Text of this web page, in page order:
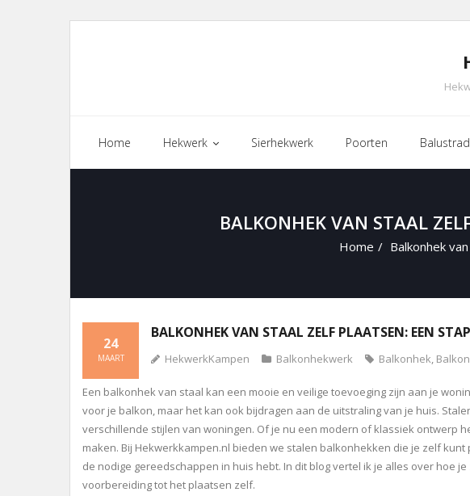
Home Hekwerk Sierhekwerk Poorten
BALKONHEK VAN STAAL
Home / Balkonhek
BALKONHEK VAN STAAL ZELF PLAATSEN: EEN
24
MAART HekwerkKampen Balkonhekwerk Balkonhek,
Een balkonhek van staal kan een mooie en veilige toevoeging zijn aan je
voor je balkon, maar het kan ook bijdragen aan de uitstraling van je huis.
verschillende stijlen van woningen. Of je nu een modern of klassiek ontwerp
maken. Bij Hekwerkkampen.nl bieden we stalen balkonhekken die je zelf
de nodige gereedschappen in huis hebt. In dit blog vertel ik je alles over hoe
voorbereiding tot het plaatsen zelf.